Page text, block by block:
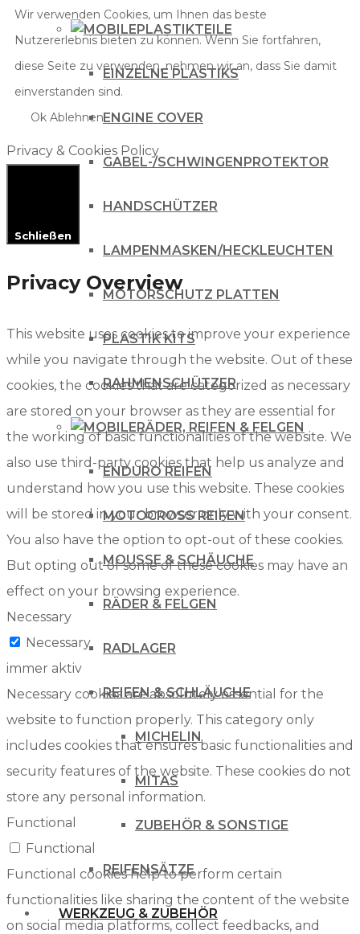
PLASTIKTEILE
EINZELNE PLASTIKS
ENGINE COVER
GABEL-/SCHWINGENPROTEKTOR
HANDSCHÜTZER
LAMPENMASKEN/HECKLEUCHTEN
MOTORSCHUTZ PLATTEN
PLASTIK KITS
RAHMENSCHÜTZER
RÄDER, REIFEN & FELGEN
ENDURO REIFEN
MOTOCROSS REIFEN
MOUSSE & SCHÄUCHE
RÄDER & FELGEN
RADLAGER
REIFEN & SCHLÄUCHE
MICHELIN
MITAS
ZUBEHÖR & SONSTIGE
REIFENSÄTZE
WERKZEUG & ZUBEHÖR
Wir verwenden Cookies, um Ihnen das beste
Nutzererlebnis bieten zu können. Wenn Sie fortfahren,
diese Seite zu verwenden, nehmen wir an, dass Sie damit
einverstanden sind.
Ok Ablehnen
Privacy & Cookies Policy
Schließen
Privacy Overview
This website uses cookies to improve your experience
while you navigate through the website. Out of these
cookies, the cookies that are categorized as necessary
are stored on your browser as they are essential for
the working of basic functionalities of the website. We
also use third-party cookies that help us analyze and
understand how you use this website. These cookies
will be stored in your browser only with your consent.
You also have the option to opt-out of these cookies.
But opting out of some of these cookies may have an
effect on your browsing experience.
Necessary
Necessary
immer aktiv
Necessary cookies are absolutely essential for the
website to function properly. This category only
includes cookies that ensures basic functionalities and
security features of the website. These cookies do not
store any personal information.
Functional
Functional
Functional cookies help to perform certain
functionalities like sharing the content of the website
on social media platforms, collect feedbacks, and